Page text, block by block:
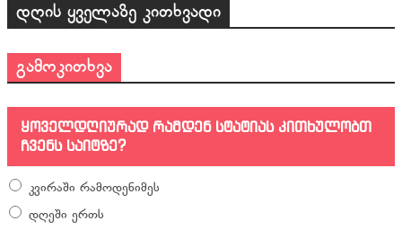
დღის ყველაზე კითხვადი
გამოკითხვა
ყოველდღიურად რამდენ სტატიას კითხულობთ
ჩვენს საიტზე?
კვირაში რამოდენიმეს
დღეში ერთს